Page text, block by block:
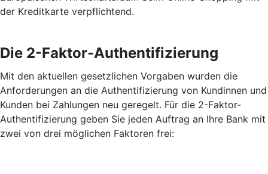
der Kreditkarte verpflichtend.
Die 2-Faktor-Authentifizierung
Mit den aktuellen gesetzlichen Vorgaben wurden die
Anforderungen an die Authentifizierung von Kundinnen und
Kunden bei Zahlungen neu geregelt. Für die 2-Faktor-
Authentifizierung geben Sie jeden Auftrag an Ihre Bank mit
zwei von drei möglichen Faktoren frei: